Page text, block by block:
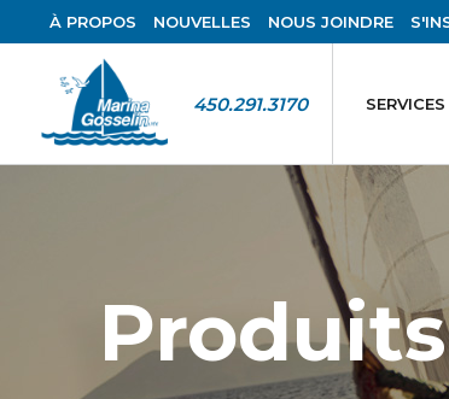
À PROPOS NOUVELLES NOUS JOINDRE
450.291.3170 SERVICES
Produits